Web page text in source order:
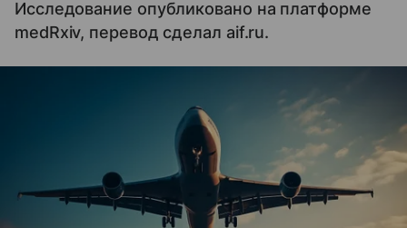
Исследование опубликовано на платформе
medRxiv, перевод сделал aif.ru.